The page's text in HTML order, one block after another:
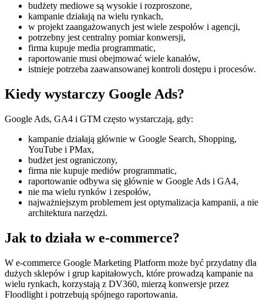
budżety mediowe są wysokie i rozproszone,
kampanie działają na wielu rynkach,
w projekt zaangażowanych jest wiele zespołów i agencji,
potrzebny jest centralny pomiar konwersji,
firma kupuje media programmatic,
raportowanie musi obejmować wiele kanałów,
istnieje potrzeba zaawansowanej kontroli dostępu i procesów.
Kiedy wystarczy Google Ads?
Google Ads, GA4 i GTM często wystarczają, gdy:
kampanie działają głównie w Google Search, Shopping,
YouTube i PMax,
budżet jest ograniczony,
firma nie kupuje mediów programmatic,
raportowanie odbywa się głównie w Google Ads i GA4,
nie ma wielu rynków i zespołów,
najważniejszym problemem jest optymalizacja kampanii, a nie
architektura narzędzi.
Jak to działa w e-commerce?
W e-commerce Google Marketing Platform może być przydatny dla
dużych sklepów i grup kapitałowych, które prowadzą kampanie na
wielu rynkach, korzystają z DV360, mierzą konwersje przez
Floodlight i potrzebują spójnego raportowania.